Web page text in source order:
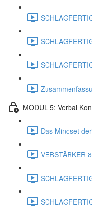
MODUL 5: Verbal
Das Mindset
VERSTÄRKER